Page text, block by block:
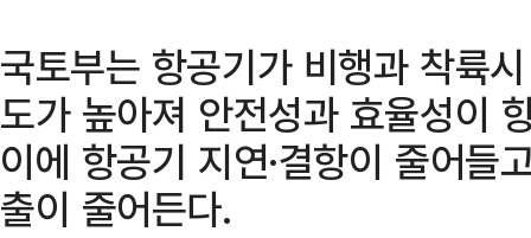
국토부는 항공기가 비행과 착륙
도가 높아져 안전성과 효율성이
이에 항공기 지연·결항이 줄어들
출이 줄어든다.